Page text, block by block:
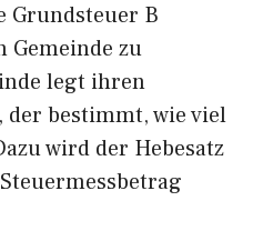
Grundsteuer B
Gemeinde zu
legt ihren
der bestimmt, wie viel
wird der Hebesatz